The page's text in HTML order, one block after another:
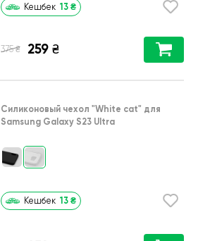
Кешбек 13 ₴
375 ₴ 259 ₴
Силиконовый чехол "White cat" для
Samsung Galaxy S23 Ultra
Кешбек 13 ₴